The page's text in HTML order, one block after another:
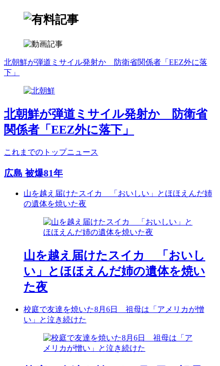
北朝鮮が弾道ミサイル発射か 防衛省関係者「EEZ外に落
下」
北朝鮮が弾道ミサイル発射か 防衛省
関係者「EEZ外に落下」
これまでのトップニュース
広島 被爆81年
山を越え届けたスイカ 「おいしい」とほほえんだ姉
の遺体を焼いた夜
山を越え届けたスイカ 「おいし
い」とほほえんだ姉の遺体を焼い
た夜
校庭で友達を焼いた8月6日 祖母は「アメリカが憎
い」と泣き続けた